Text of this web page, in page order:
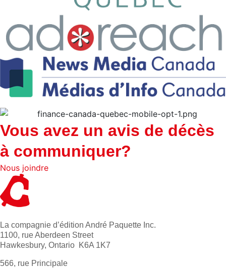
Vous avez un avis de décès
à communiquer?
Nous joindre
La compagnie d’édition André Paquette Inc.
1100, rue Aberdeen Street
Hawkesbury, Ontario K6A 1K7
566, rue Principale